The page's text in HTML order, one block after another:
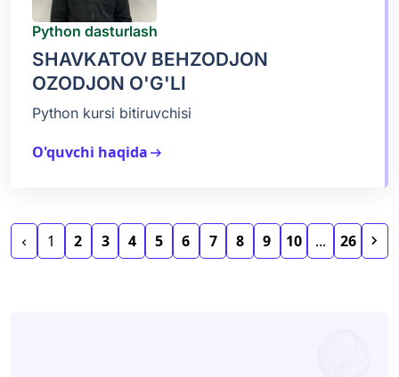
Python dasturlash
SHAVKATOV BEHZODJON
OZODJON O'G'LI
Python kursi bitiruvchisi
O'quvchi haqidaarrow_right_alt
chevron_left 1 2 3 4 5 6 7 8 9 10 ... 26 keyboard_arrow_right